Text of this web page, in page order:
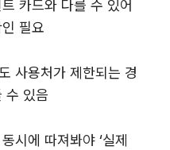
카드와 다를 수 있어
필요
사용처가 제한되는 경
수 있음
시에 따져봐야 ‘실제